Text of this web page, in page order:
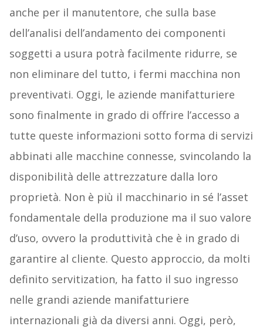
anche per il manutentore, che sulla base
dell’analisi dell’andamento dei componenti
soggetti a usura potrà facilmente ridurre, se
non eliminare del tutto, i fermi macchina non
preventivati. Oggi, le aziende manifatturiere
sono finalmente in grado di offrire l’accesso a
tutte queste informazioni sotto forma di servizi
abbinati alle macchine connesse, svincolando la
disponibilità delle attrezzature dalla loro
proprietà. Non è più il macchinario in sé l’asset
fondamentale della produzione ma il suo valore
d’uso, ovvero la produttività che è in grado di
garantire al cliente. Questo approccio, da molti
definito servitization, ha fatto il suo ingresso
nelle grandi aziende manifatturiere
internazionali già da diversi anni. Oggi, però,